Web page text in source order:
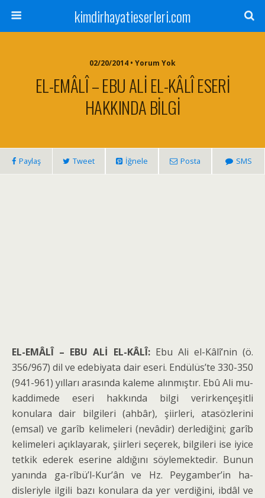
kimdirhayatieserleri.com
02/20/2014 • Yorum Yok
EL-EMÂLÎ – EBU ALİ EL-KÂLÎ ESERİ
HAKKINDA BİLGİ
Paylaş Tweet İğnele Posta SMS
EL-EMÂLÎ – EBU ALİ EL-KÂLÎ: Ebu Ali el-Kâlî’nin (ö.
356/967) dil ve edebiyata dair eseri. Endülüs’te 330-350
(941-961) yılları arasında kaleme alınmıştır. Ebû Ali mu­
kaddimede eseri hakkında bilgi verirkençeşitli
konulara dair bilgileri (ahbâr), şi­irleri, atasözlerini
(emsal) ve garîb keli­meleri (nevâdir) derlediğini; garîb
keli­meleri açıklayarak, şiirleri seçerek, bil­gileri ise iyice
tetkik ederek eserine al­dığını söylemektedir. Bunun
yanında ga-rîbü’l-Kur’ân ve Hz. Peygamber’in ha-
disleriyle ilgili bazı konulara da yer verdiğini, ibdâl ve